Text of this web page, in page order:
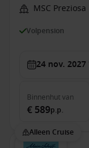
MSC Preziosa
Volpension
24 nov. 2027
Binnenhutvan
€ 589p.p.
Alleen Cruise